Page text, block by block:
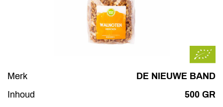
Merk
DE NIEUWE BAND
Inhoud
500 GR